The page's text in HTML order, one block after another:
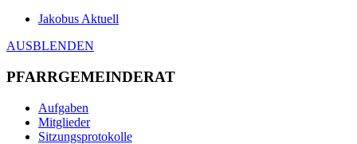
Jakobus Aktuell
AUSBLENDEN
PFARRGEMEINDERAT
Aufgaben
Mitglieder
Sitzungsprotokolle